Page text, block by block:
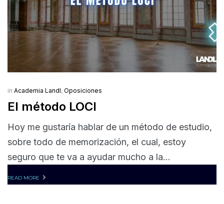
in Academia Landl, Oposiciones
El método LOCI
Hoy me gustaría hablar de un método de estudio,
sobre todo de memorización, el cual, estoy
seguro que te va a ayudar mucho a la...
READ MORE